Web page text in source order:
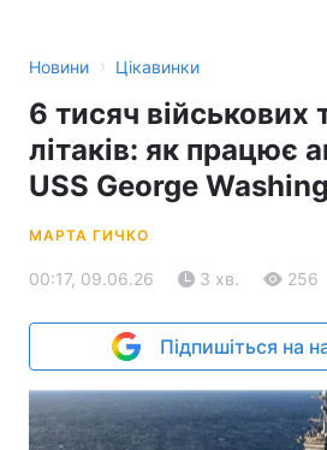
Новини › Цікавинки
6 тисяч військових
літаків: як працює
USS George
МАРТА ГИЧКО
00:17, 09.06.26 3 хв. 256
Підпишіться на